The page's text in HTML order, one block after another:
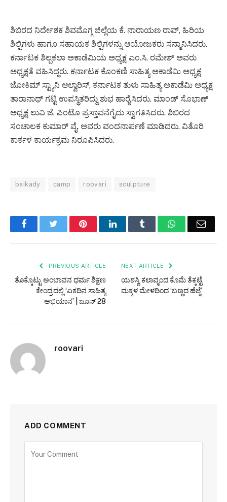
ಶಿಬಿರದ ನಿರ್ದೇಶಕ ಶಿವಮೊಗ್ಗ ಜಿಲ್ಲೆಯ ಕೆ. ನಾರಾಯಣ ರಾವ್, ಹಿರಿಯ
ಶಿಲ್ಪಿಗಳು ಹಾಗೂ ಸಹಾಯಕ ಶಿಲ್ಪಿಗಳನ್ನು ಆಯೋಜಕರು ಸನ್ಮಾನಿಸಿದರು.
ಕರ್ನಾಟಕ ಶಿಲ್ಪಕಲಾ ಅಕಾಡೆಮಿಯ ಅಧ್ಯಕ್ಷ ಎಂ.ಸಿ. ರಮೇಶ್ ಅವರು
ಅಧ್ಯಕ್ಷತೆ ವಹಿಸಿದ್ದರು. ಕರ್ನಾಟಕ ಕೊಂಕಣಿ ಸಾಹಿತ್ಯ ಅಕಾಡೆಮಿ ಅಧ್ಯಕ್ಷ
ಜೋಕಿಮ್ ಸ್ಟ್ಯಾನಿ ಆಲ್ವಾರಿಸ್, ಕರ್ನಾಟಕ ತುಳು ಸಾಹಿತ್ಯ ಅಕಾಡೆಮಿ ಅಧ್ಯಕ್ಷ
ತಾರಾನಾಥ್ ಗಟ್ಟಿ ಉಪಸ್ಥಿತರಿದ್ದು ಶುಭ ಹಾರೈಸಿದರು. ಮಾಂಡ್ ಸೊಭಾಣ್
ಅಧ್ಯಕ್ಷ ಲುವಿ ಜೆ. ಪಿಂಟೊ ಪ್ರಸ್ತಾವನೆಗೈದು ಸ್ವಾಗತಿಸಿದರು. ಶಿಬಿರದ
ಸಂಚಾಲಕ ಕುಮಾರ್ ವೈ. ಅವರು ವಂದನಾರ್ಪಣೆ ಮಾಡಿದರು. ವಿತೊರಿ
ಕಾರ್ಕಳ ಕಾರ್ಯಕ್ರಮ ನಿರೂಪಿಸಿದರು.
baikady camp roovari sculpture
FacebookTwitter PinterestLinkedInTumblr WhatsAppEmail
PREVIOUS ARTICLE
ತೊಕ್ಕೊಟ್ಟು ಅಂಬಾವನ ಧರ್ಮ ಶಿಕ್ಷಣ
ಕೇಂದ್ರದಲ್ಲಿ ‘ಏಕದಿನ ಸಾಹಿತ್ಯ
ಅಭಿಯಾನ’ | ಜೂನ್ 28
NEXT ARTICLE
ಯಶಸ್ವಿ ಕಲಾವೃಂದ ಕೊಮೆ ತೆಕ್ಕಟ್ಟೆ
ಮಕ್ಕಳ ಮೇಳದಿಂದ ‘ಬಣ್ಣದ ಹೆಜ್ಜೆ’
roovari
ADD COMMENT